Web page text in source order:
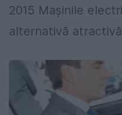
2015 Mașinile
alternativă